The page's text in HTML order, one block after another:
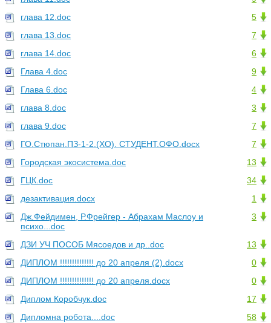
5
глава 12.doc
7
глава 13.doc
6
глава 14.doc
9
Глава 4.doc
4
Глава 6.doc
3
глава 8.doc
7
глава 9.doc
7
ГО.Стюпан.ПЗ-1-2.(ХО). СТУДЕНТ.ОФО.docx
13
Городская экосистема.doc
34
ГЦК.doc
1
дезактивация.docx
3
Дж.Фейдимен, Р.Фрейгер - Абрахам Маслоу и
психо...doc
13
ДЗИ УЧ ПОСОБ Мясоедов и др..doc
0
ДИПЛОМ !!!!!!!!!!!!!! до 20 апреля (2).docx
0
ДИПЛОМ !!!!!!!!!!!!!! до 20 апреля.docx
17
Диплом Коробчук.doc
58
Дипломна робота....doc